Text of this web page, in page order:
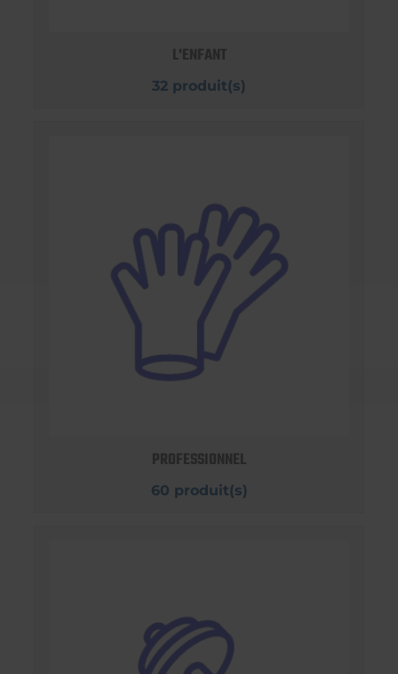
L'ENFANT
32 produit(s)
PROFESSIONNEL
60 produit(s)